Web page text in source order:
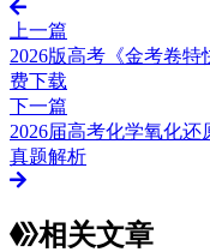
上一篇
2026版高考《金考卷
费下载
下一篇
2026届高考化学氧化
真题解析
相关文章